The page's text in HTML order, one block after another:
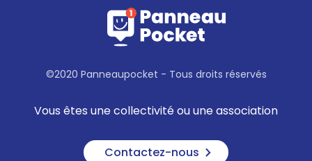
©2020 Panneaupocket - Tous droits réservés
Vous êtes une collectivité ou une association
Contactez-nous